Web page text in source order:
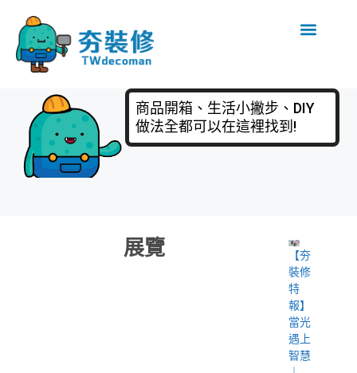
商品開箱、生活小撇步、DIY
做法全都可以在這裡找到!
展覽
【夯
裝修
特
報】
當光
遇上
智慧